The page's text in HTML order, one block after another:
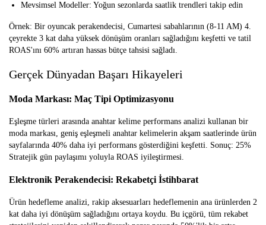
Mevsimsel Modeller: Yoğun sezonlarda saatlik trendleri takip edin
Örnek: Bir oyuncak perakendecisi, Cumartesi sabahlarının (8-11 AM) 4.
çeyrekte 3 kat daha yüksek dönüşüm oranları sağladığını keşfetti ve tatil
ROAS'ını 60% artıran hassas bütçe tahsisi sağladı.
Gerçek Dünyadan Başarı Hikayeleri
Moda Markası: Maç Tipi Optimizasyonu
Eşleşme türleri arasında anahtar kelime performans analizi kullanan bir
moda markası, geniş eşleşmeli anahtar kelimelerin akşam saatlerinde ürün
sayfalarında 40% daha iyi performans gösterdiğini keşfetti. Sonuç: 25%
Stratejik gün paylaşımı yoluyla ROAS iyileştirmesi.
Elektronik Perakendecisi: Rekabetçi İstihbarat
Ürün hedefleme analizi, rakip aksesuarları hedeflemenin ana ürünlerden 2
kat daha iyi dönüşüm sağladığını ortaya koydu. Bu içgörü, tüm rekabet